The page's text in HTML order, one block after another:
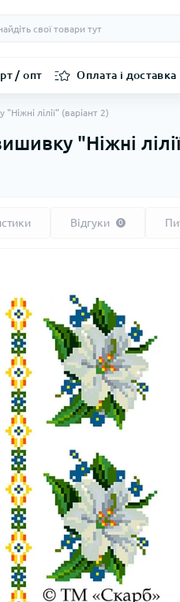
/ опт Оплата і доставка
лілії" (варіант 2)
"Ніжні
Відгуки 0